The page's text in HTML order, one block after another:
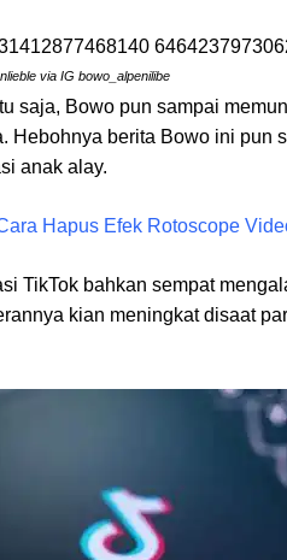
via IG bowo_alpenilibe
saja, Bowo pun sampai
Hebohnya berita Bowo ini pun
anak alay.
Hapus Efek Rotoscope
TikTok bahkan sempat
kian meningkat disaat